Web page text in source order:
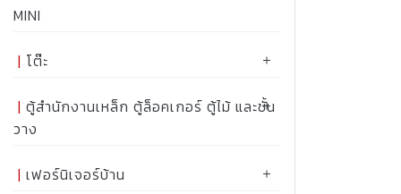
MINI
โต๊ะ
ตู้สำนักงานเหล็ก ตู้ล็อคเกอร์ ตู้ไม้ และชั้น
วาง
เฟอร์นิเจอร์บ้าน